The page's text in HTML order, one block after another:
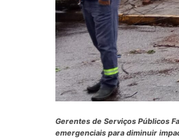
Gerentes de Serviços Públicos
emergenciais para diminuir